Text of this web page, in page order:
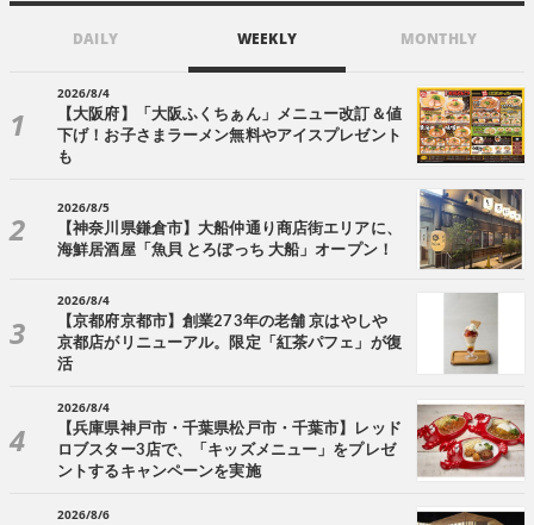
DAILY WEEKLY MONTHLY
2026/8/4
【大阪府】「大阪ふくちぁん」メニュー改訂＆値
下げ！お子さまラーメン無料やアイスプレゼント
も
2026/8/5
【神奈川県鎌倉市】大船仲通り商店街エリアに、
海鮮居酒屋「魚貝 とろぼっち 大船」オープン！
2026/8/4
【京都府京都市】創業273年の老舗 京はやしや
京都店がリニューアル。限定「紅茶パフェ」が復
活
2026/8/4
【兵庫県神戸市・千葉県松戸市・千葉市】レッド
ロブスター3店で、「キッズメニュー」をプレゼ
ントするキャンペーンを実施
2026/8/6